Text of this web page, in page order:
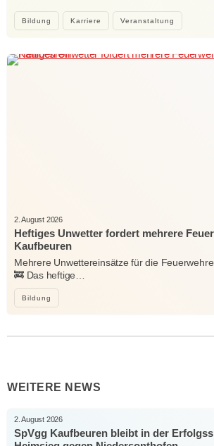
Bildung Karriere Veranstaltung
Bildung
2. August 2026
Heftiges Unwetter fordert mehrere
Kaufbeuren
Mehrere Unwettereinsätze für die
🚒 Das heftige…
WEITERE NEWS
2. August 2026
SpVgg Kaufbeuren bleibt in der